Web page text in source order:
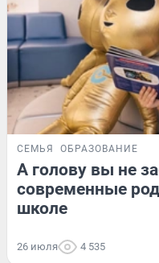
СЕМЬЯ ОБРАЗОВАНИЕ
А голову вы не
современные
школе
26 июля 4 535